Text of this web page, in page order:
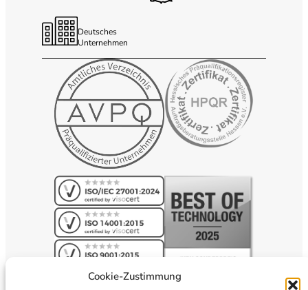
Cookie-Zustimmung
Deutsches
Unternehmen